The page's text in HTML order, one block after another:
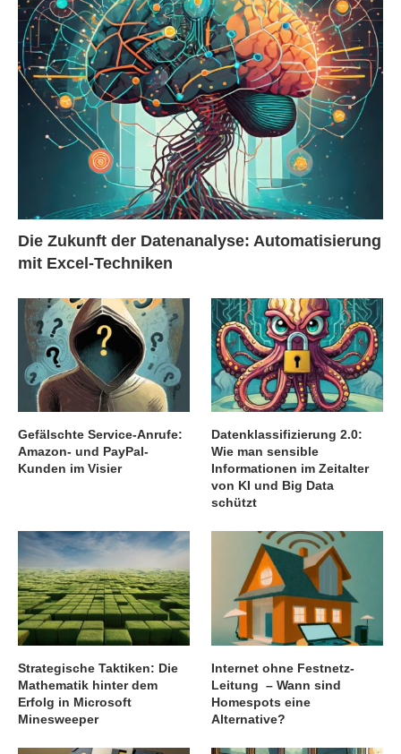
Die Zukunft der Datenanalyse: Automatisierung
mit Excel-Techniken
Gefälschte Service-Anrufe:
Amazon- und PayPal-
Kunden im Visier
Datenklassifizierung 2.0:
Wie man sensible
Informationen im Zeitalter
von KI und Big Data
schützt
Strategische Taktiken: Die
Mathematik hinter dem
Erfolg in Microsoft
Minesweeper
Internet ohne Festnetz-
Leitung – Wann sind
Homespots eine
Alternative?